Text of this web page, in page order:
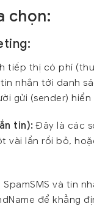
chọn:
tiếp thị có phí
nhắn tới danh
gửi (sender) hiển
tin): Đây là các
vài lần rồi bỏ,
và tin
để khẳng